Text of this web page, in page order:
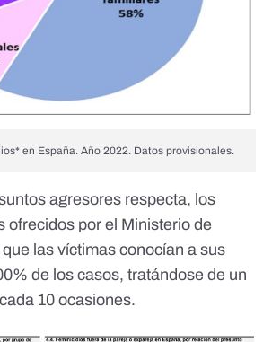
en España. Año 2022. Datos provisionales.
agresores respecta, los
ofrecidos por el Ministerio de
las víctimas conocían a sus
de los casos, tratándose de un
10 ocasiones.